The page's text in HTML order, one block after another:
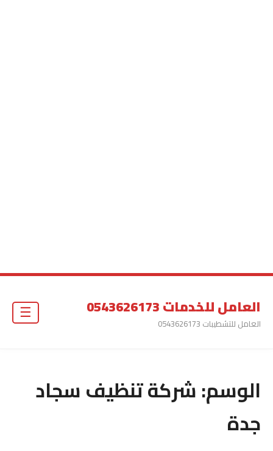
العامل للخدمات 0543626173
العامل للتشطيبات 0543626173
الوسم:شركة تنظيف سجاد
جدة